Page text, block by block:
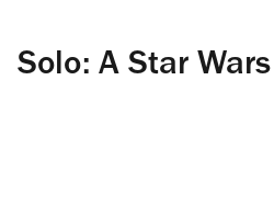
Solo: A Star